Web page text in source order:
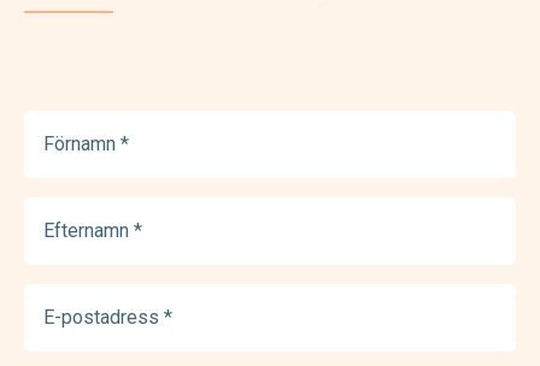
(Required)
(Required)
postadress